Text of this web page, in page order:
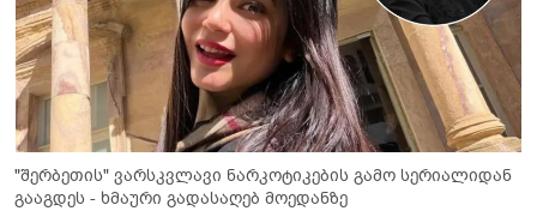
"შერბეთის" ვარსკვლავი ნარკოტიკების გამო სერიალიდან
გააგდეს - ხმაური გადასაღებ მოედანზე